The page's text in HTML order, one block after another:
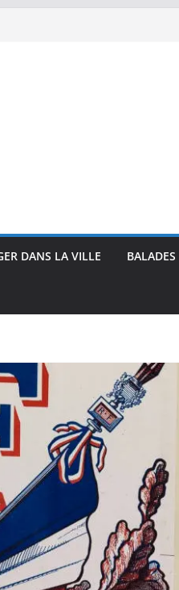
DANS LA VILLE BALADES